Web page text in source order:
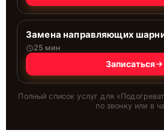
Замена направляющих
25 мин
Записаться
Полный список услуг для «
по звонку или в